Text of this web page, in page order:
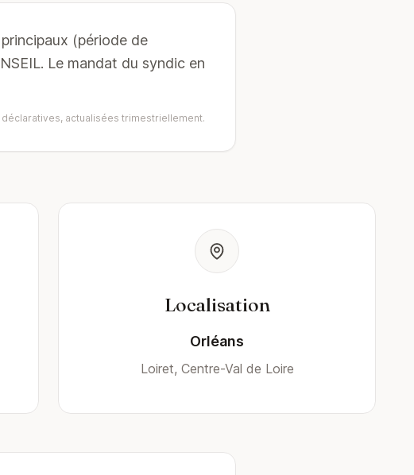
(période de
Le mandat du syndic en
actualisées trimestriellement.
Localisation
Orléans
Loiret, Centre-Val de Loire